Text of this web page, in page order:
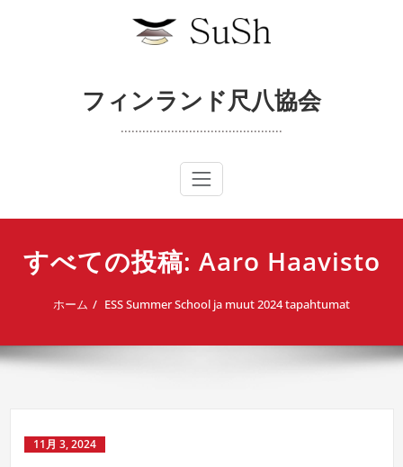
フィンランド尺八協会
.............................................
すべての投稿: Aaro Haavisto
ホーム ESS Summer School ja muut 2024 tapahtumat
11月 3, 2024